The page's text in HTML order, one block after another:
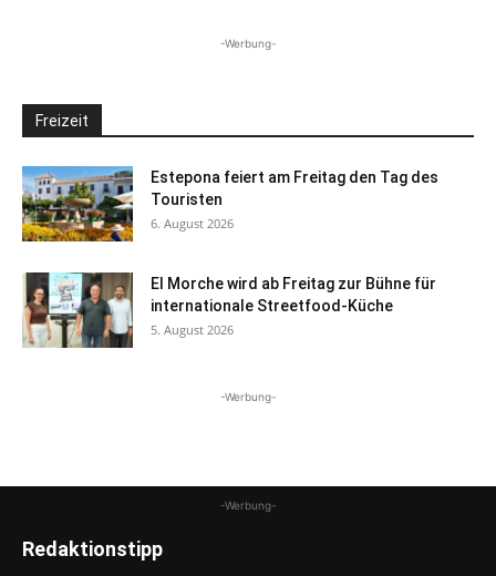
-Werbung-
Freizeit
Estepona feiert am Freitag den Tag des
Touristen
6. August 2026
El Morche wird ab Freitag zur Bühne für
internationale Streetfood-Küche
5. August 2026
-Werbung-
-Werbung-
Redaktionstipp